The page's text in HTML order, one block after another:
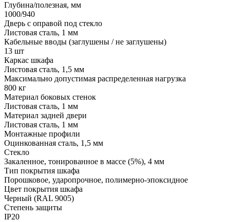
Глубина/полезная, мм
1000/940
Дверь с оправой под стекло
Листовая сталь, 1 мм
Кабельные вводы (заглушены / не заглушены)
13 шт
Каркас шкафа
Листовая сталь, 1,5 мм
Максимально допустимая распределенная нагрузка
800 кг
Материал боковых стенок
Листовая сталь, 1 мм
Материал задней двери
Листовая сталь, 1 мм
Монтажные профили
Оцинкованная сталь, 1,5 мм
Стекло
Закаленное, тонированное в массе (5%), 4 мм
Тип покрытия шкафа
Порошковое, ударопрочное, полимерно-эпоксидное
Цвет покрытия шкафа
Черный (RAL 9005)
Степень защиты
IP20